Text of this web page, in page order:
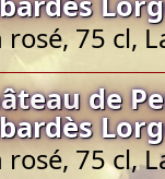
rosé, 75 cl,
de
rosé, 75 cl,